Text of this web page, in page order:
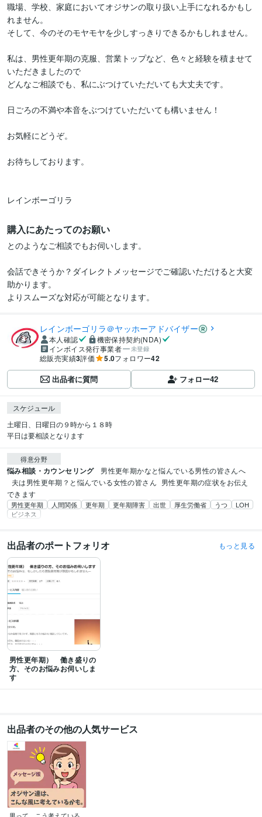
職場、学校、家庭においてオジサンの取り扱い上手になれるかもし
れません。
そして、今のそのモヤモヤを少しすっきりできるかもしれません。
私は、男性更年期の克服、営業トップなど、色々と経験を積ませて
いただきましたので
どんなご相談でも、私にぶつけていただいても大丈夫です。
日ごろの不満や本音をぶつけていただいても構いません！
お気軽にどうぞ。
お待ちしております。
レインボーゴリラ
購入にあたってのお願い
とのようなご相談でもお伺いします。
会話できそうか？ダイレクトメッセージでご確認いただけると大変
助かります。
よりスムーズな対応が可能となります。
レインボーゴリラ＠ヤッホーアドバイザー
本人確認
機密保持契約(NDA)
インボイス発行事業者
未登録
総販売実績3評価 5.0フォロワー42
出品者に質問 フォロー42
スケジュール
土曜日、日曜日の９時から１８時
平日は要相談となります
得意分野
悩み相談・カウンセリング
男性更年期かなと悩んでいる男性の皆さんへ
夫は男性更年期？と悩んでいる女性の皆さん 男性更年期の症状をお伝え
できます
男性更年期 人間関係 更年期 更年期障害 出世 厚生労働省 うつ
LOH
ビジネス
出品者のポートフォリオ もっと見る
男性更年期） 働き盛りの
方、そのお悩みお伺いしま
す
出品者のその他の人気サービス